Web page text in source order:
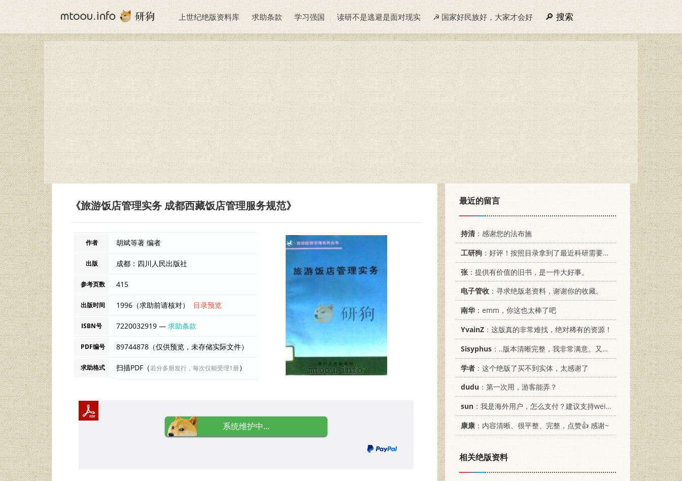
上世纪绝版资料库 求助条款 学习强国 读研不是逃避是面对现实 ☭ 国家好民族好，大家才会好 搜索
《旅游饭店管理实务 成都西藏饭店管理服务规范》
作者 胡斌等著 编者
出版 成都：四川人民出版社
参考页数 415
出版时间 1996（求助前请核对） 目录预览
ISBN号 7220032919 —求助条款
PDF编号 89744878（仅供预览，未存储实际文件）
求助格式 扫描PDF（若分多册发行，每次仅能受理1册）
系统维护中...
最近的留言
持清：感谢您的法布施
工研狗 ：好评！按照目录拿到了最近科研需要的材料！
张 ：提供有价值的旧书，是一件大好事。
电子管收 ：寻求绝版老资料，谢谢你的收藏。
南华：emm，你这也太棒了吧
YvainZ ：这版真的非常难找，绝对稀有的资源！
Sisyphus ：..版本清晰完整，我非常满意。又及，这本《话语的真相》...
学者 ：这个绝版了买不到实体，太感谢了
dudu ：第一次用，游客能弄？
sun ：我是海外用户，怎么支付？建议支持weixin支付
康康 ：内容清晰、很平整、完整，点赞👍 感谢~
相关绝版资料